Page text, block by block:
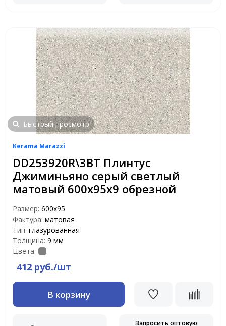
Быстрый просмотр
Kerama Marazzi
DD253920R\3BT Плинтус
Джиминьяно серый светлый
матовый 600х95х9 обрезной
Размер: 600х95
Фактура: матовая
Тип: глазурованная
Толщина: 9 мм
Цвета:
412 руб./шт
В корзину
Запросить оптовую